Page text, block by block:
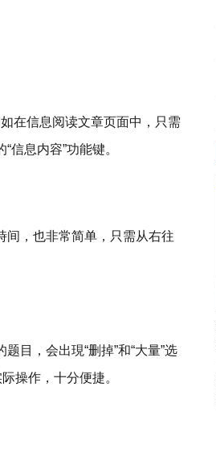
在信息阅读文章页面中，只需
信息内容”功能键。
间，也非常简单，只需从右往
目，会出現“删掉”和“大量”选
操作，十分便捷。